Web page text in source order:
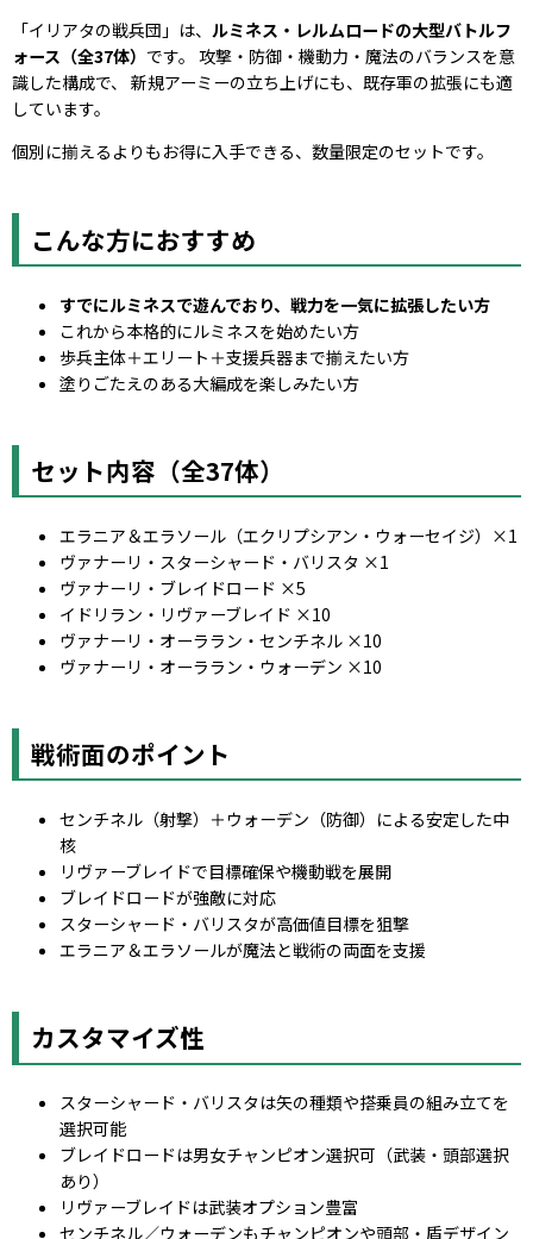
「イリアタの戦兵団」は、 ルミネス・レルムロードの大型バトルフ
ォース（全37体） です。 攻撃・防御・機動力・魔法のバランスを意
識した構成で、 新規アーミーの立ち上げにも、既存軍の拡張にも適
しています。
個別に揃えるよりもお得に入手できる、数量限定のセットです。
こんな方におすすめ
すでにルミネスで遊んでおり、戦力を一気に拡張したい方
これから本格的にルミネスを始めたい方
歩兵主体＋エリート＋支援兵器まで揃えたい方
塗りごたえのある大編成を楽しみたい方
セット内容（全37体）
エラニア＆エラソール（エクリプシアン・ウォーセイジ）×1
ヴァナーリ・スターシャード・バリスタ ×1
ヴァナーリ・ブレイドロード ×5
イドリラン・リヴァーブレイド ×10
ヴァナーリ・オーララン・センチネル ×10
ヴァナーリ・オーララン・ウォーデン ×10
戦術面のポイント
センチネル（射撃）＋ウォーデン（防御）による安定した中
核
リヴァーブレイドで目標確保や機動戦を展開
ブレイドロードが強敵に対応
スターシャード・バリスタが高価値目標を狙撃
エラニア＆エラソールが魔法と戦術の両面を支援
カスタマイズ性
スターシャード・バリスタは矢の種類や搭乗員の組み立てを
選択可能
ブレイドロードは男女チャンピオン選択可（武装・頭部選択
あり）
リヴァーブレイドは武装オプション豊富
センチネル／ウォーデンもチャンピオンや頭部・盾デザイン